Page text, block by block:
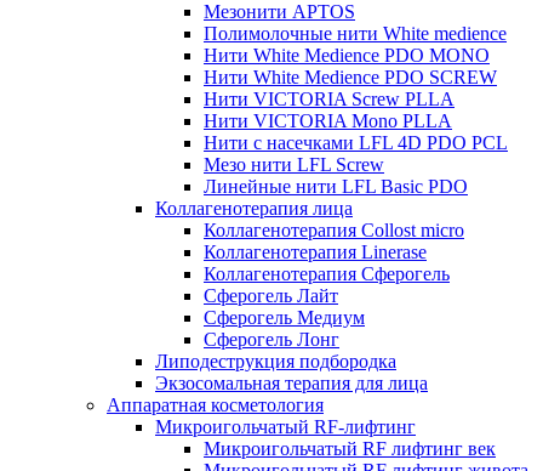
Мезонити APTOS
Полимолочные нити White medience
Нити White Medience PDO MONO
Нити White Medience PDO SCREW
Нити VICTORIA Screw PLLA
Нити VICTORIA Mono PLLA
Нити с насечками LFL 4D PDO PCL
Мезо нити LFL Screw
Линейные нити LFL Basic PDO
Коллагенотерапия лица
Коллагенотерапия Collost micro
Коллагенотерапия Linerase
Коллагенотерапия Сферогель
Сферогель Лайт
Сферогель Медиум
Сферогель Лонг
Липодеструкция подбородка
Экзосомальная терапия для лица
Аппаратная косметология
Микроигольчатый RF-лифтинг
Микроигольчатый RF лифтинг век